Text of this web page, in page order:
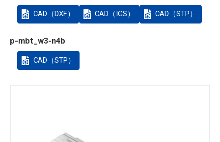
CAD（DXF） CAD（IGS） CAD（STP）
p-mbt_w3-n4b
CAD（STP）